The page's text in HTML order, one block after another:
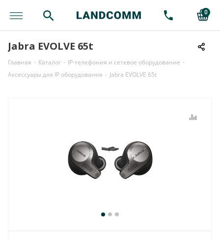
0
Jabra EVOLVE 65t
Главная - Каталог - IP-телефония и сетевое оборудование -
Аксессуары для IP оборудования - Jabra EVOLVE 65t